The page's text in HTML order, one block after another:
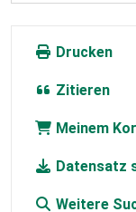
Drucken
Zitieren
Meinem
Datensatz
Weitere